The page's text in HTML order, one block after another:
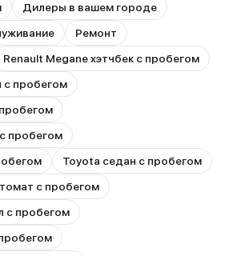
Дилеры в вашем городе
Ремонт
Renault Megane хэтчбек с пробегом
с пробегом
пробегом
Toyota седан с пробегом
с пробегом
с пробегом